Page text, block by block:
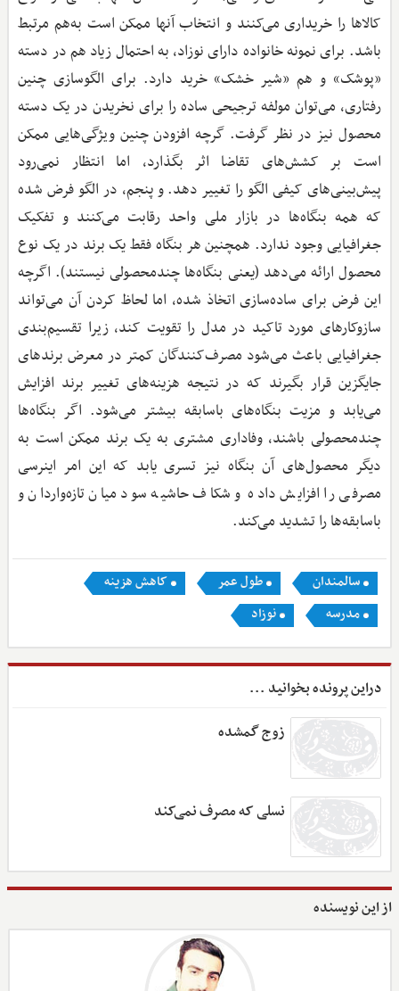
کالاها را خریداری می‌کنند و انتخاب آنها ممکن است به‌هم مرتبط
باشد. برای نمونه خانواده دارای نوزاد، به احتمال زیاد هم در دسته
«پوشک» و هم «شیر خشک» خرید دارد. برای الگوسازی چنین
رفتاری، می‌توان مولفه ترجیحی ساده را برای نخریدن در یک دسته
محصول نیز در نظر گرفت. گرچه افزودن چنین ویژگی‌هایی ممکن
است بر کشش‌های تقاضا اثر بگذارد، اما انتظار نمی‌رود
پیش‌بینی‌های کیفی الگو را تغییر دهد. و پنجم، در الگو فرض شده
که همه بنگاه‌ها در بازار ملی واحد رقابت می‌کنند و تفکیک
جغرافیایی وجود ندارد. همچنین هر بنگاه فقط یک برند در یک نوع
محصول ارائه می‌دهد (یعنی بنگاه‌ها چندمحصولی نیستند). اگرچه
این فرض برای ساده‌سازی اتخاذ شده‌، اما لحاظ کردن آن می‌تواند
سازوکارهای مورد تاکید در مدل را تقویت کند، زیرا تقسیم‌بندی
جغرافیایی باعث می‌شود مصرف‌کنندگان کمتر در معرض برندهای
جایگزین قرار بگیرند که در نتیجه هزینه‌های تغییر برند افزایش
می‌یابد و مزیت بنگاه‌های باسابقه بیشتر می‌شود. اگر بنگاه‌ها
چندمحصولی باشند، وفاداری مشتری به یک برند ممکن است به
دیگر محصول‌های آن بنگاه نیز تسری یابد که این امر اینرسی
مصرفی را افزایش داده و شکاف حاشیه سود میان تازه‌واردان و
باسابقه‌ها را تشدید می‌کند.
سالمندان طول عمر
کاهش هزینه
مدرسه
نوزاد
دراین پرونده بخوانید ...
زوج گمشده
نسلی که مصرف نمی‌کند
از این نویسنده